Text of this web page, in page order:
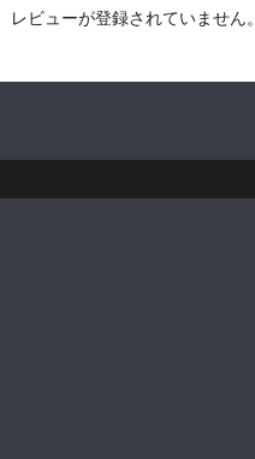
レビューが登録されていません。